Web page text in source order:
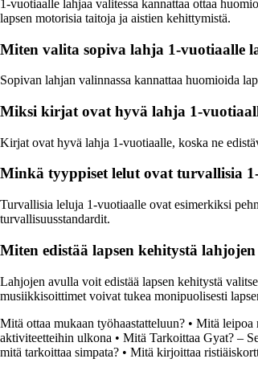
1-vuotiaalle lahjaa valitessa kannattaa ottaa
lapsen motorisia taitoja ja aistien kehittymistä.
Miten valita sopiva lahja 1-vuotiaalle
Sopivan lahjan valinnassa kannattaa huomioida
Miksi kirjat ovat hyvä lahja 1-
Kirjat ovat hyvä lahja 1-vuotiaalle, koska ne
Minkä tyyppiset lelut ovat turvallisia
Turvallisia leluja 1-vuotiaalle ovat esimerkiksi
turvallisuusstandardit.
Miten edistää lapsen kehitystä
Lahjojen avulla voit edistää lapsen kehitystä
musiikkisoittimet voivat tukea monipuolisesti
Mitä ottaa mukaan työhaastatteluun? • Mitä leipoa
aktiviteetteihin ulkona • Mitä Tarkoittaa Gyat? –
mitä tarkoittaa simpata? • Mitä kirjoittaa